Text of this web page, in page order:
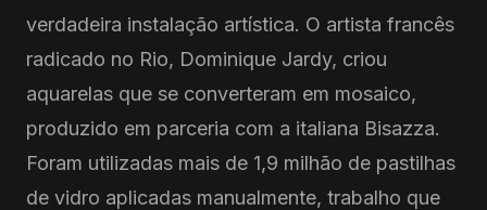
verdadeira instalação artística. O artista francês
radicado no Rio, Dominique Jardy, criou
aquarelas que se converteram em mosaico,
produzido em parceria com a italiana Bisazza.
Foram utilizadas mais de 1,9 milhão de pastilhas
de vidro aplicadas manualmente, trabalho que